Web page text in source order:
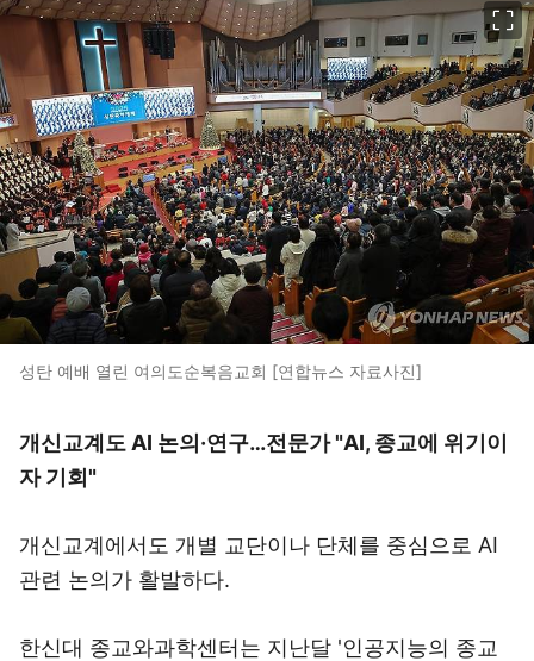
성탄 예배 열린 여의도순복음교회 [연합뉴스 자료사진]
개신교계도 AI 논의·연구…전문가 "AI, 종교에 위기이
자 기회"
개신교계에서도 개별 교단이나 단체를 중심으로 AI
관련 논의가 활발하다.
한신대 종교와과학센터는 지난달 '인공지능의 종교